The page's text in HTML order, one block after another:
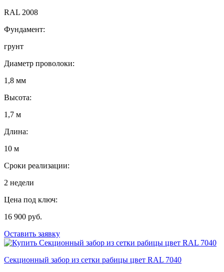
RAL 2008
Фундамент:
грунт
Диаметр проволоки:
1,8 мм
Высота:
1,7 м
Длина:
10 м
Сроки реализации:
2 недели
Цена под ключ:
16 900 руб.
Оставить заявку
Секционный забор из сетки рабицы цвет RAL 7040